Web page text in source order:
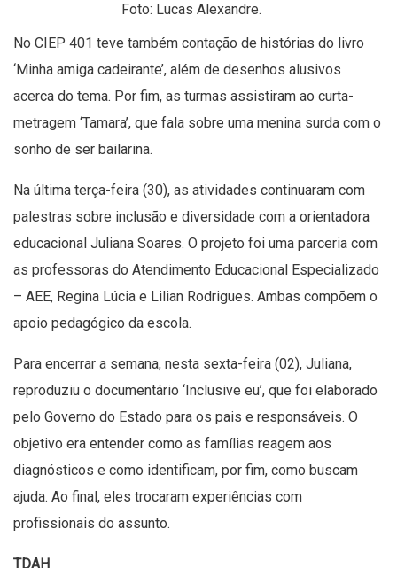
Foto: Lucas Alexandre.
No CIEP 401 teve também contação de histórias do livro
‘Minha amiga cadeirante’, além de desenhos alusivos
acerca do tema. Por fim, as turmas assistiram ao curta-
metragem ‘Tamara’, que fala sobre uma menina surda com o
sonho de ser bailarina.
Na última terça-feira (30), as atividades continuaram com
palestras sobre inclusão e diversidade com a orientadora
educacional Juliana Soares. O projeto foi uma parceria com
as professoras do Atendimento Educacional Especializado
– AEE, Regina Lúcia e Lilian Rodrigues. Ambas compõem o
apoio pedagógico da escola.
Para encerrar a semana, nesta sexta-feira (02), Juliana,
reproduziu o documentário ‘Inclusive eu’, que foi elaborado
pelo Governo do Estado para os pais e responsáveis. O
objetivo era entender como as famílias reagem aos
diagnósticos e como identificam, por fim, como buscam
ajuda. Ao final, eles trocaram experiências com
profissionais do assunto.
TDAH